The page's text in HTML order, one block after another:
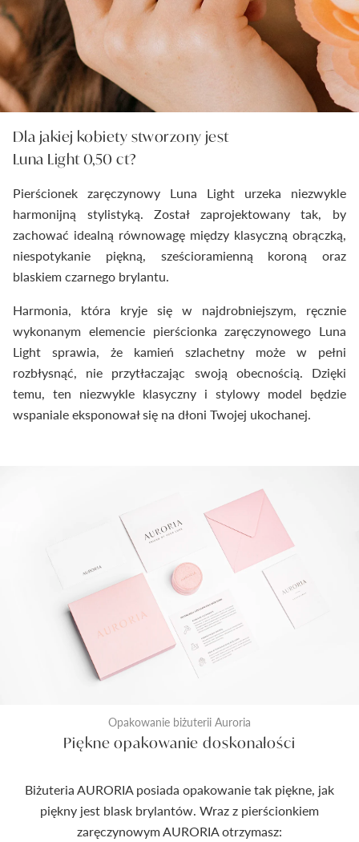
Dla jakiej kobiety stworzony jest
Luna Light 0,50 ct?
Pierścionek zaręczynowy Luna Light urzeka niezwykle
harmonijną stylistyką. Został zaprojektowany tak, by
zachować idealną równowagę między klasyczną obrączką,
niespotykanie piękną, sześcioramienną koroną oraz
blaskiem czarnego brylantu.
Harmonia, która kryje się w najdrobniejszym, ręcznie
wykonanym elemencie pierścionka zaręczynowego Luna
Light sprawia, że kamień szlachetny może w pełni
rozbłysnąć, nie przytłaczając swoją obecnością. Dzięki
temu, ten niezwykle klasyczny i stylowy model będzie
wspaniale eksponował się na dłoni Twojej ukochanej.
Opakowanie biżuterii Auroria
Piękne opakowanie doskonałości
Biżuteria AURORIA posiada opakowanie tak piękne, jak
piękny jest blask brylantów. Wraz z pierścionkiem
zaręczynowym AURORIA otrzymasz: